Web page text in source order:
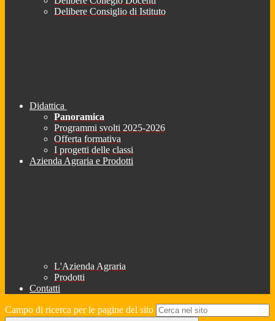
Delibere Consiglio di Istituto
Didattica
Panoramica
Programmi svolti 2025-2026
Offerta formativa
I progetti delle classi
Azienda Agraria e Prodotti
L'Azienda Agraria
Prodotti
Contatti
Campo di ricerca per le pagine del sito